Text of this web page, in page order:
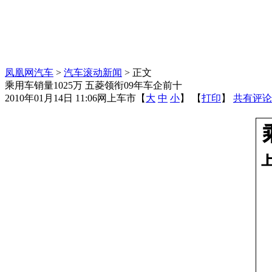
凤凰网汽车 > 汽车滚动新闻 > 正文
乘用车销量1025万 五菱领衔09年车企前十
2010年01月14日 11:06网上车市 【 大 中 小】 【打印 】 共有评论